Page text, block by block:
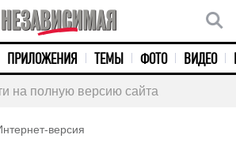
ПРИЛОЖЕНИЯ ТЕМЫ ФОТО ВИДЕО
на полную версию сайта
версия